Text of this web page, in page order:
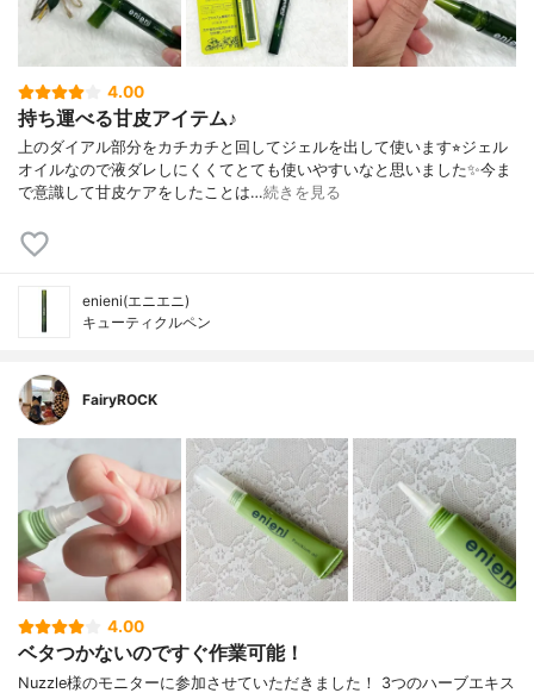
4.00
持ち運べる甘皮アイテム♪
上のダイアル部分をカチカチと回してジェルを出して使います⭐︎ジェル
オイルなので液ダレしにくくてとても使いやすいなと思いました✨今ま
で意識して甘皮ケアをしたことは…続きを見る
enieni(エニエニ)
キューティクルペン
FairyROCK
4.00
ベタつかないのですぐ作業可能！
Nuzzle様のモニターに参加させていただきました！ 3つのハーブエキス